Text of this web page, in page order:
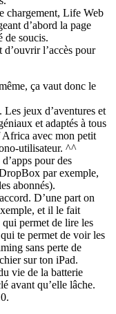
chargement, Life Web
d’abord la page
de soucis.
l’accès pour
ça vaut donc le
jeux d’aventures et
et adaptés à tous
Africa avec mon petit
utilisateur. ^^
pour des
par exemple,
abonnés).
D’une part on
et il le fait
permet de lire les
te permet de voir les
sans perte de
sur ton iPad.
vie de la batterie
avant qu’elle lâche.